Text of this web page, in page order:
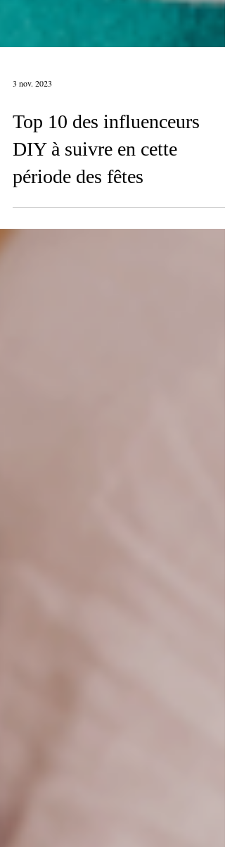
3 nov. 2023
Top 10 des influenceurs
DIY à suivre en cette
période des fêtes